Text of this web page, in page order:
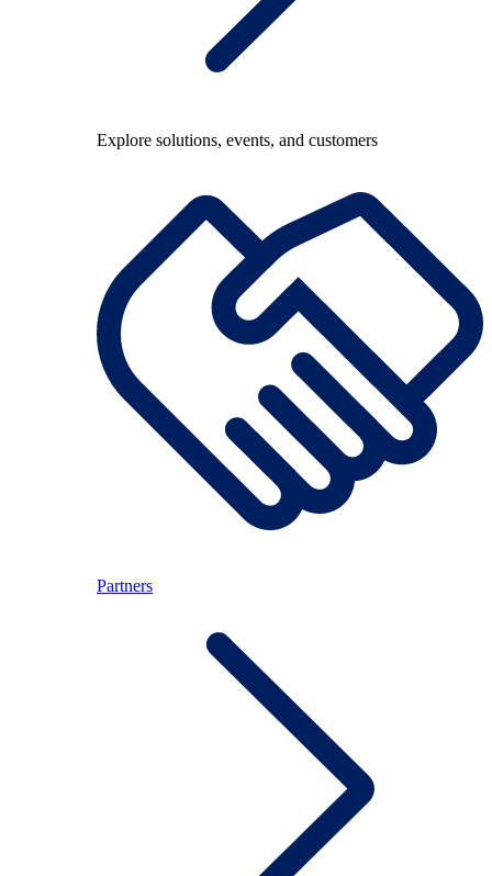
Explore solutions, events, and customers
Partners